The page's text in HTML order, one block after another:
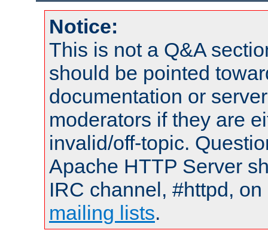
Notice:
This is not a Q&A
should be pointed
documentation or
moderators if they are
invalid/off-topic.
Apache HTTP Server
IRC channel, #httpd,
mailing lists.